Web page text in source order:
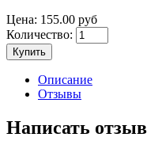
Цена: 155.00 руб
Количество:
Купить
Описание
Отзывы
Написать отзыв